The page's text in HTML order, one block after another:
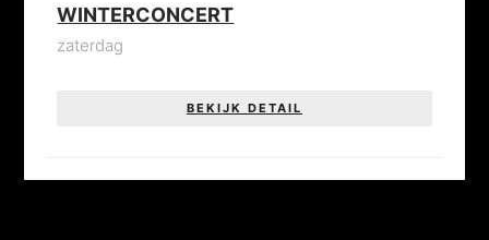
WINTERCONCERT
zaterdag
BEKIJK DETAIL